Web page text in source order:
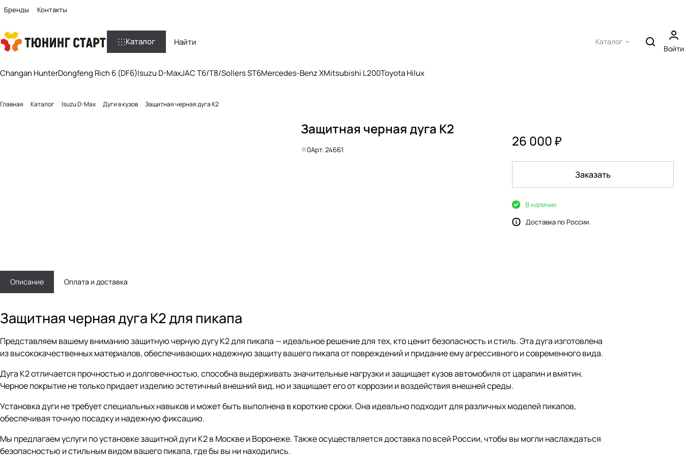
Бренды Контакты
Каталог Каталог
Войти
Changan HunterDongfeng Rich 6 (DF6)Isuzu D-MaxJAC T6/T8/Sollers ST6Mercedes-Benz XMitsubishi L200Toyota Hilux
Главная Каталог Isuzu D-Max Дуги в кузов Защитная черная дуга К2
Защитная черная дуга К2
0Арт.24661
26 000 ₽
Заказать
В наличии
Доставка по России.
Описание Оплата и доставка
Защитная черная дуга К2 для пикапа
Представляем вашему вниманию защитную черную дугу К2 для пикапа — идеальное решение для тех, кто ценит безопасность и стиль. Эта дуга изготовлена
из высококачественных материалов, обеспечивающих надежную защиту вашего пикапа от повреждений и придание ему агрессивного и современного вида.
Дуга К2 отличается прочностью и долговечностью, способна выдерживать значительные нагрузки и защищает кузов автомобиля от царапин и вмятин.
Черное покрытие не только придает изделию эстетичный внешний вид, но и защищает его от коррозии и воздействия внешней среды.
Установка дуги не требует специальных навыков и может быть выполнена в короткие сроки. Она идеально подходит для различных моделей пикапов,
обеспечивая точную посадку и надежную фиксацию.
Мы предлагаем услуги по установке защитной дуги К2 в Москве и Воронеже. Также осуществляется доставка по всей России, чтобы вы могли наслаждаться
безопасностью и стильным видом вашего пикапа, где бы вы ни находились.